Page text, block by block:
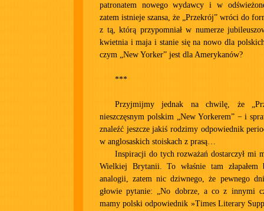
patronatem nowego wydawcy i w
zatem istnieje szansa, że „Przekrój” wróci do
z tą, którą przypomniał w numerze
kwietnia i maja i stanie się na nowo dla
czym „New Yorker” jest dla Amerykanów?
***
Przyjmijmy jednak na chwilę, że
nieszczęsnym polskim „New Yorkerem” − i
znaleźć jeszcze jakiś rodzimy odpowiednik
w anglosaskich stoiskach z prasą…
Inspiracji do tych rozważań dostarczył mi
Wielkiej Brytanii. To właśnie tam złapałem
analogii, zatem nic dziwnego, że pewnego
głowie pytanie: „No dobrze, a co z innymi
mamy polski odpowiednik »Times Literary